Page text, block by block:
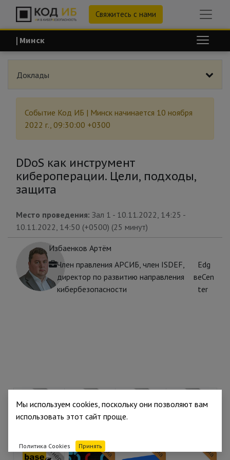
Свяжитесь с нами
| Минск
Доклады
Событие Код ИБ | Минск начинается 10 ноября
2022 г., 09:30:00 +0300
DDoS как инструмент
кибероперации. Цели, подходы,
защита
Место проведения: Зал 1 - 10.11.2022, 14:25 -
10.11.2022, 14:50 (+0500) (25 минут)
Избаенков Артём
Член правления АРСИБ, член ISDEF,
директор по развитию направления
кибербезопасности
в
Edg
eCen
ter
Партнёр Партнёр Партнёр Партнёр
Партнёр Медиа Медиа Медиа
Мы используем cookies, поскольку они позволяют вам
использовать этот сайт проще.
Политика Cookies Принять